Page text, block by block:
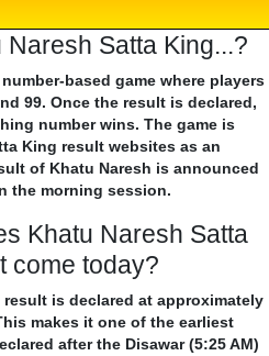
Satta King...?
based game where players
99. Once the result is declared,
number wins. The game is
King result websites as an
of Khatu Naresh is announced
the morning session.
Khatu Naresh Satta
come today?
is declared at approximately
makes it one of the earliest
after the Disawar (5:25 AM)